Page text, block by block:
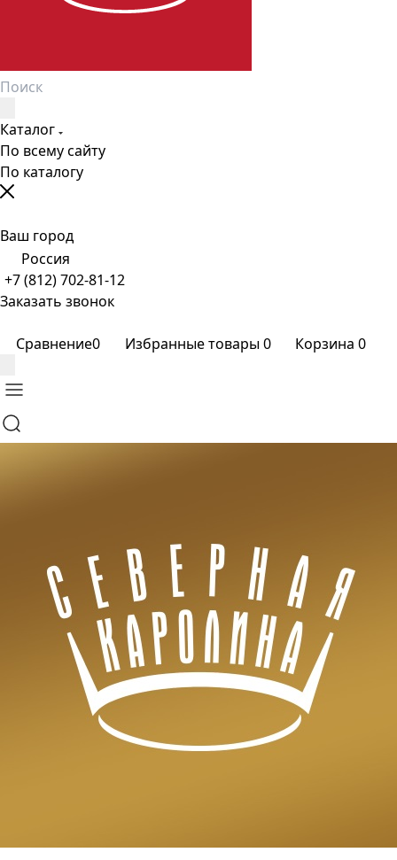
Каталог
По всему сайту
По каталогу
Ваш город
Россия
+7 (812) 702-81-12
Заказать звонок
Сравнение0 Избранные товары0 Корзина 0